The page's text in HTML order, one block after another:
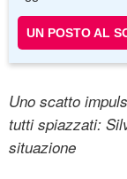
UN POSTO AL
Uno scatto
tutti spiazzati:
situazione